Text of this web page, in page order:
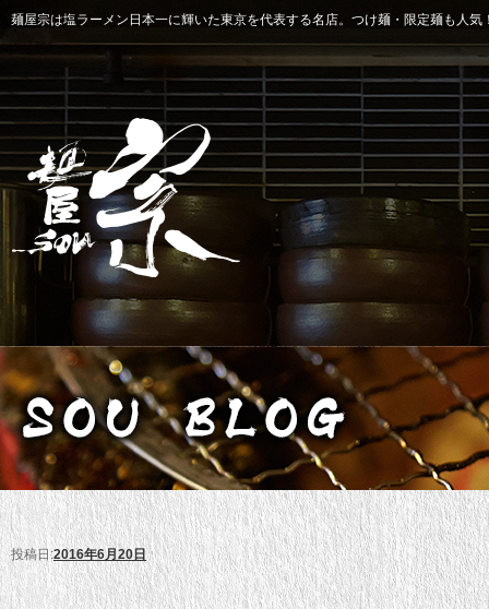
麺屋宗は塩ラーメン日本一に輝いた東京を代表する名店。つけ麺・限定麺も人
投稿日:2016年6月20日